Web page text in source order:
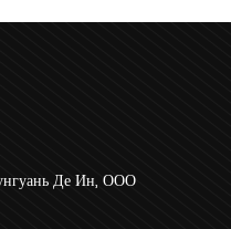
Де Ин, ООО